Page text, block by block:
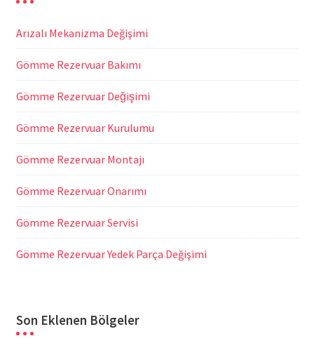
Arızalı Mekanizma Değişimi
Gömme Rezervuar Bakımı
Gömme Rezervuar Değişimi
Gömme Rezervuar Kurulumu
Gömme Rezervuar Montajı
Gömme Rezervuar Onarımı
Gömme Rezervuar Servisi
Gömme Rezervuar Yedek Parça Değişimi
Son Eklenen Bölgeler